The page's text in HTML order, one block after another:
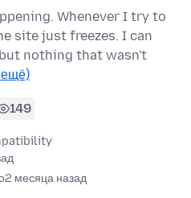
Whenever I try to
site just freezes. I can
nothing that wasn't
ещё)
149
2 месяца назад